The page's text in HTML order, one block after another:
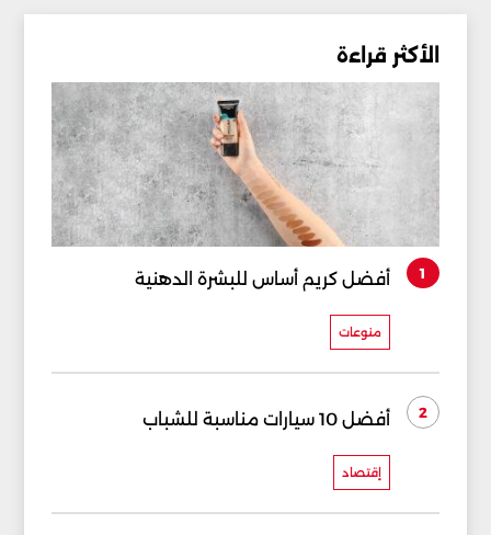
الأكثر قراءة
1 أفضل كريم أساس للبشرة الدهنية
منوعات
2 أفضل 10 سيارات مناسبة للشباب
إقتصاد